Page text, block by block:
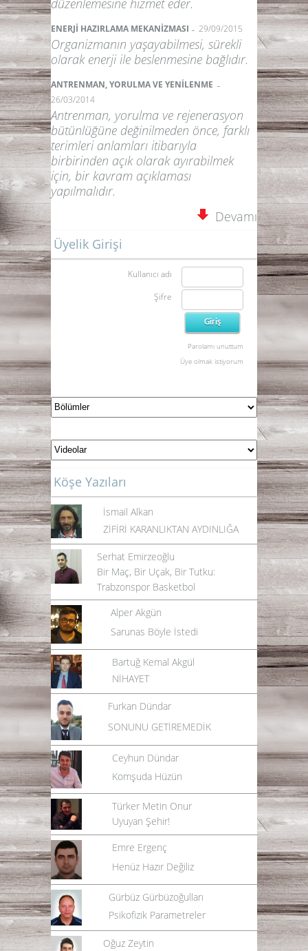
düzenlemesine hizmet eder.
ENERJİ HAZIRLAMA MEKANİZMASI - 29/09/2015
Organizmanın yaşayabilmesi, sürekli
olarak enerji ile beslenmesine bağlıdır.
ANTRENMAN, YORULMA VE YENİLENME -
26/03/2014
Antrenman, yorulma ve rejenerasyon
bütünlüğüne değinilmeden önce, farklı
terimleri anlamları itibarıyla
birbirinden açık olarak ayırabilmek
için, bir kavram açıklaması
yapılmalıdır.
Devamı
Üyelik Girişi
Kullanıcı adı
Şifre
Parolamı unuttum
Üye olmak istiyorum
Köşe Yazıları
İsmail Alkan
ZİFİRİ KARANLIKTAN AYDINLIĞA
Serhat Emirzeoğlu
Bir Maç, Bir Uçak, Bir Tutku:
Trabzonspor Basketbol
Alper Akgün
Sarunas Böyle İstedi
Bartuğ Kemal Akgül
NİHAYET
Furkan Dündar
SONUNU GETİREMEDİK
Ceyhun Dündar
Komşuda Hüzün
Türker Metin Onur
Uyuyan Şehir!
Emre Ergenç
Henüz Hazır Değiliz
Gürbüz Gürbüzoğulları
Psikofizik Parametreler
Oğuz Zeytin